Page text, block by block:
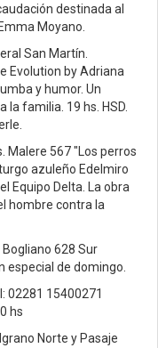
destinada al
Moyano.
San Martín.
Evolution by Adriana
y humor. Un
la familia. 19 hs. HSD.
Malere 567 "Los perros
azuleño Edelmiro
Equipo Delta. La obra
hombre contra la
Bogliano 628 Sur
especial de domingo.
02281 15400271
hs
Norte y Pasaje